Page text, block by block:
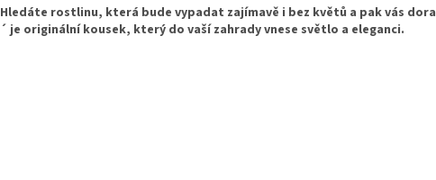
Hledáte rostlinu, která bude vypadat zajímavě i bez květů a pak vás
´ je originální kousek, který do vaší zahrady vnese světlo a eleganci.